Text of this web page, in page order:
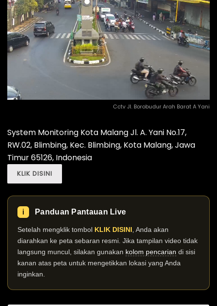
Cctv Jl. Borobudur Arah Barat A Yani
System Monitoring Kota Malang Jl. A. Yani No.17,
RW.02, Blimbing, Kec. Blimbing, Kota Malang, Jawa
Timur 65126, Indonesia
KLIK DISINI
ℹ️ Panduan Pantauan Live
Setelah mengklik tombol KLIK DISINI , Anda akan
diarahkan ke peta sebaran resmi. Jika tampilan video tidak
langsung muncul, silakan gunakan kolom pencarian di sisi
kanan atas peta untuk mengetikkan lokasi yang Anda
inginkan.